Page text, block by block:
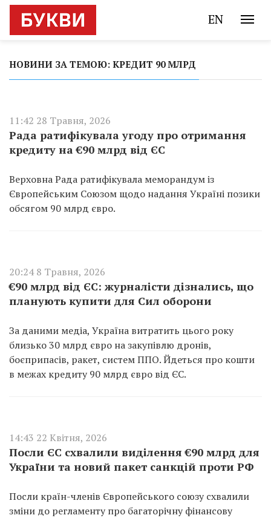
EN
НОВИНИ ЗА ТЕМОЮ: КРЕДИТ 90 МЛРД
11:42 28 Травня, 2026
Рада ратифікувала угоду про отримання
кредиту на €90 млрд від ЄС
Верховна Рада ратифікувала меморандум із
Європейським Союзом щодо надання Україні позики
обсягом 90 млрд євро.
20:24 8 Травня, 2026
€90 млрд від ЄС: журналісти дізнались, що
планують купити для Сил оборони
За даними медіа, Україна витратить цього року
близько 30 млрд євро на закупівлю дронів,
боєприпасів, ракет, систем ППО. Йдеться про кошти
в межах кредиту 90 млрд євро від ЄС.
14:43 22 Квітня, 2026
Посли ЄС схвалили виділення €90 млрд для
України та новий пакет санкцій проти РФ
Посли країн-членів Європейського союзу схвалили
зміни до регламенту про багаторічну фінансову